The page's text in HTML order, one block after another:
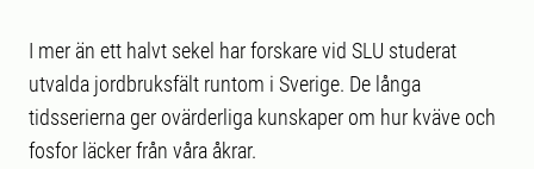
I mer än ett halvt sekel har forskare vid SLU studerat
utvalda jordbruksfält runtom i Sverige. De långa
tidsserierna ger ovärderliga kunskaper om hur kväve och
fosfor läcker från våra åkrar.